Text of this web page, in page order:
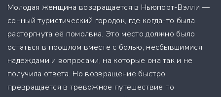
Молодая женщина возвращается в Ньюпорт-Вэлли —
сонный туристический городок, где когда-то была
расторгнута её помолвка. Это место должно было
остаться в прошлом вместе с болью, несбывшимися
надеждами и вопросами, на которые она так и не
получила ответа. Но возвращение быстро
превращается в тревожное путешествие по